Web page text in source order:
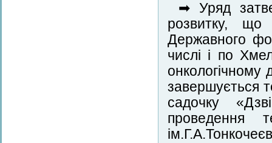
➡ Уряд
розвитку, що
Державного
числі і по
онкологічному
завершується
садочку
проведення